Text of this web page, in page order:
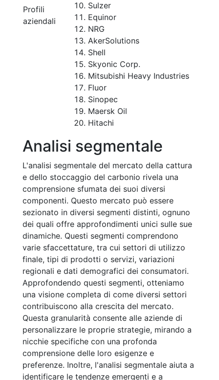
Profili
aziendali
Sulzer
Equinor
NRG
AkerSolutions
Shell
Skyonic Corp.
Mitsubishi Heavy Industries
Fluor
Sinopec
Maersk Oil
Hitachi
Analisi segmentale
L'analisi segmentale del mercato della cattura
e dello stoccaggio del carbonio rivela una
comprensione sfumata dei suoi diversi
componenti. Questo mercato può essere
sezionato in diversi segmenti distinti, ognuno
dei quali offre approfondimenti unici sulle sue
dinamiche. Questi segmenti comprendono
varie sfaccettature, tra cui settori di utilizzo
finale, tipi di prodotti o servizi, variazioni
regionali e dati demografici dei consumatori.
Approfondendo questi segmenti, otteniamo
una visione completa di come diversi settori
contribuiscono alla crescita del mercato.
Questa granularità consente alle aziende di
personalizzare le proprie strategie, mirando a
nicchie specifiche con una profonda
comprensione delle loro esigenze e
preferenze. Inoltre, l'analisi segmentale aiuta a
identificare le tendenze emergenti e a